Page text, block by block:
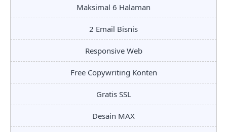
Maksimal 6 Halaman
2 Email Bisnis
Responsive Web
Free Copywriting Konten
Gratis SSL
Desain MAX